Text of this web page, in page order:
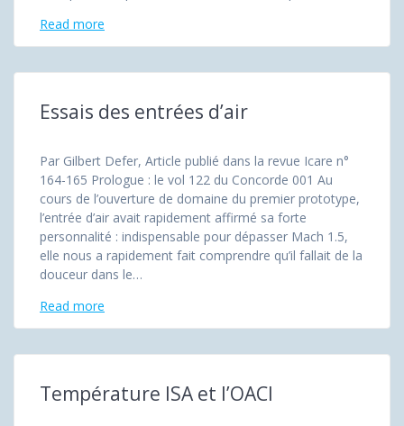
Read more
Essais des entrées d’air
Par Gilbert Defer, Article publié dans la revue Icare n°
164-165 Prologue : le vol 122 du Concorde 001 Au
cours de l’ouverture de domaine du premier prototype,
l’entrée d’air avait rapidement affirmé sa forte
personnalité : indispensable pour dépasser Mach 1.5,
elle nous a rapidement fait comprendre qu’il fallait de la
douceur dans le…
Read more
Température ISA et l’OACI